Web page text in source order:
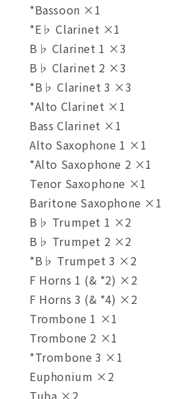
コ
ソ
ソ
噂
話
の
数
量
減
ら
す
ソ
噂
話
の
数
量
増
や
す
*Bassoon ×1
*E♭ Clarinet ×1
B♭ Clarinet 1 ×3
B♭ Clarinet 2 ×3
*B♭ Clarinet 3 ×3
*Alto Clarinet ×1
Bass Clarinet ×1
Alto Saxophone 1 ×1
*Alto Saxophone 2 ×1
Tenor Saxophone ×1
Baritone Saxophone ×1
B♭ Trumpet 1 ×2
B♭ Trumpet 2 ×2
*B♭ Trumpet 3 ×2
F Horns 1 (& *2) ×2
F Horns 3 (& *4) ×2
Trombone 1 ×1
Trombone 2 ×1
*Trombone 3 ×1
Euphonium ×2
Tuba ×2